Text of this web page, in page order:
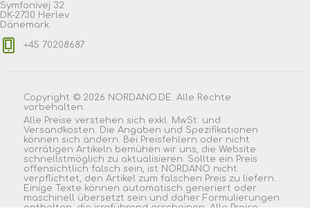
Symfonivej 32
DK-2730 Herlev
Dänemark
+45 70208687
Copyright © 2026 NORDANO.DE. Alle Rechte
vorbehalten.
Alle Preise verstehen sich exkl. MwSt. und
Versandkosten. Die Angaben und Spezifikationen
können sich ändern. Bei Preisfehlern oder nicht
vorrätigen Artikeln bemühen wir uns, die Website
schnellstmöglich zu aktualisieren. Sollte ein Preis
offensichtlich falsch sein, ist NORDANO nicht
verpflichtet, den Artikel zum falschen Preis zu liefern.
Einige Texte können automatisch generiert oder
maschinell übersetzt sein und daher Formulierungen